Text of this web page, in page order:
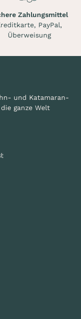
Zahlungsmittel
PayPal,
Überweisung
und Katamaran-
ganze Welt